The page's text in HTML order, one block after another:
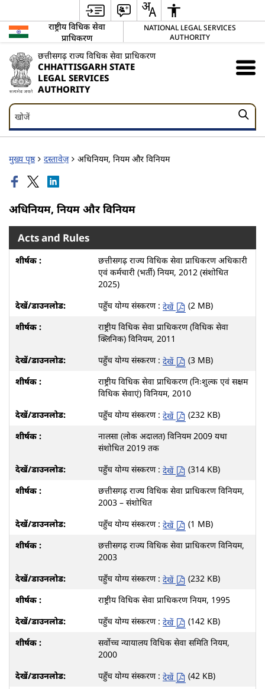
राष्ट्रीय विधिक सेवा
प्राधिकरण
NATIONAL LEGAL SERVICES
AUTHORITY
छत्तीसगढ़ राज्य विधिक सेवा प्राधिकरण
CHHATTISGARH STATE
LEGAL SERVICES
AUTHORITY
खोजें
खोजें
मुख्य पृष्ठ दस्तावेज़ अधिनियम, नियम और विनियम
अधिनियम, नियम और विनियम
Acts and Rules
छत्तीसगढ़ राज्य विधिक सेवा प्राधिकरण अधिकारी
एवं कर्मचारी (भर्ती) नियम, 2012 (संशोधित
2025)
पहुँच योग्य संस्करण : देखें
(2 MB)
राष्ट्रीय विधिक सेवा प्राधिकरण (विधिक सेवा
क्लिनिक) विनियम, 2011
पहुँच योग्य संस्करण : देखें
(3 MB)
राष्ट्रीय विधिक सेवा प्राधिकरण (निःशुल्क एवं सक्षम
विधिक सेवाएं) विनियम, 2010
पहुँच योग्य संस्करण : देखें
(232 KB)
नालसा (लोक अदालत) विनियम 2009 यथा
संशोधित 2019 तक
पहुँच योग्य संस्करण : देखें
(314 KB)
छत्तीसगढ़ राज्य विधिक सेवा प्राधिकरण विनियम,
2003 – संशोधित
पहुँच योग्य संस्करण : देखें
(1 MB)
छत्तीसगढ़ राज्य विधिक सेवा प्राधिकरण विनियम,
2003
पहुँच योग्य संस्करण : देखें
(232 KB)
राष्ट्रीय विधिक सेवा प्राधिकरण नियम, 1995
पहुँच योग्य संस्करण : देखें
(142 KB)
सर्वोच्च न्यायालय विधिक सेवा समिति नियम,
2000
पहुँच योग्य संस्करण : देखें
(42 KB)